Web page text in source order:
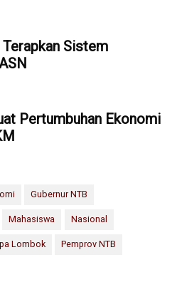
Sistem
Pertumbuhan Ekonomi
Gubernur NTB
Mahasiswa Nasional
Lombok Pemprov NTB